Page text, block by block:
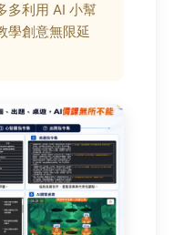
多利用 AI 小幫
學創意無限延